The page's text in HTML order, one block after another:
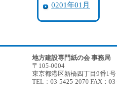
0201年01月
地方建設専門紙の会 事務局
〒105-0004
東京都港区新橋四丁目9番1
TEL：03-5425-2070 FAX：